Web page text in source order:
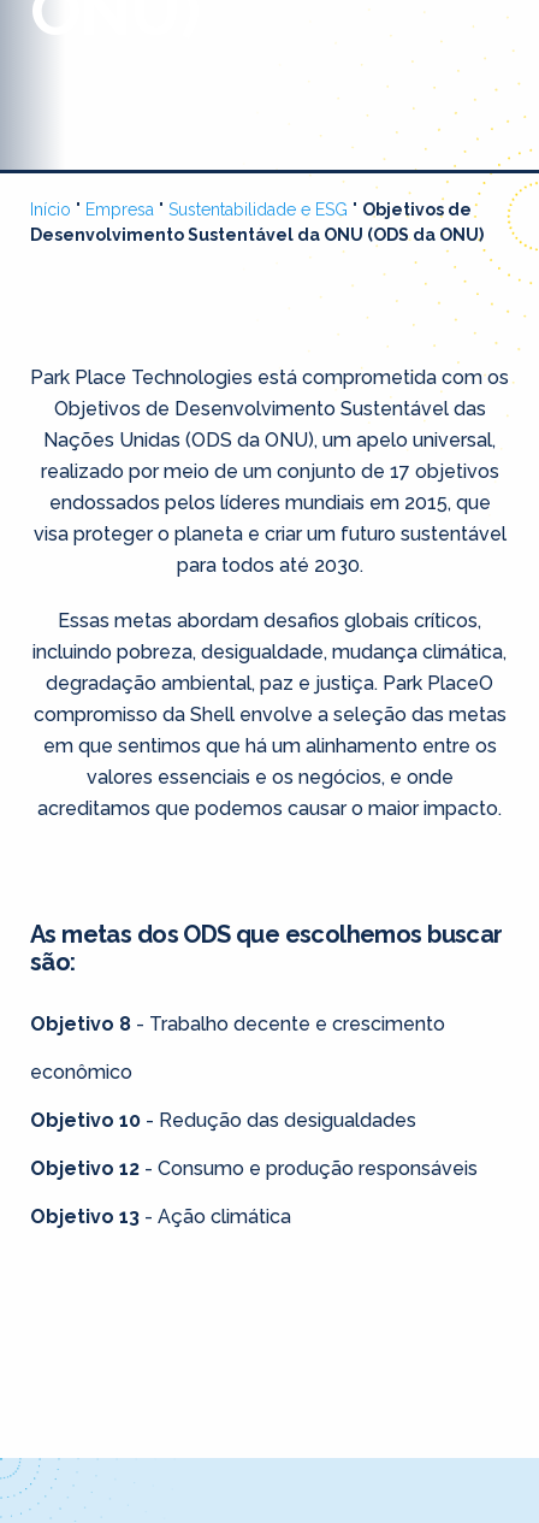
Início " Empresa " Sustentabilidade e ESG " Objetivos de
Desenvolvimento Sustentável da ONU (ODS da ONU)
Park Place Technologies está comprometida com os
Objetivos de Desenvolvimento Sustentável das
Nações Unidas (ODS da ONU), um apelo universal,
realizado por meio de um conjunto de 17 objetivos
endossados pelos líderes mundiais em 2015, que
visa proteger o planeta e criar um futuro sustentável
para todos até 2030.
Essas metas abordam desafios globais críticos,
incluindo pobreza, desigualdade, mudança climática,
degradação ambiental, paz e justiça. Park PlaceO
compromisso da Shell envolve a seleção das metas
em que sentimos que há um alinhamento entre os
valores essenciais e os negócios, e onde
acreditamos que podemos causar o maior impacto.
As metas dos ODS que escolhemos buscar
são:
Objetivo 8 - Trabalho decente e crescimento
econômico
Objetivo 10 - Redução das desigualdades
Objetivo 12 - Consumo e produção responsáveis
Objetivo 13 - Ação climática